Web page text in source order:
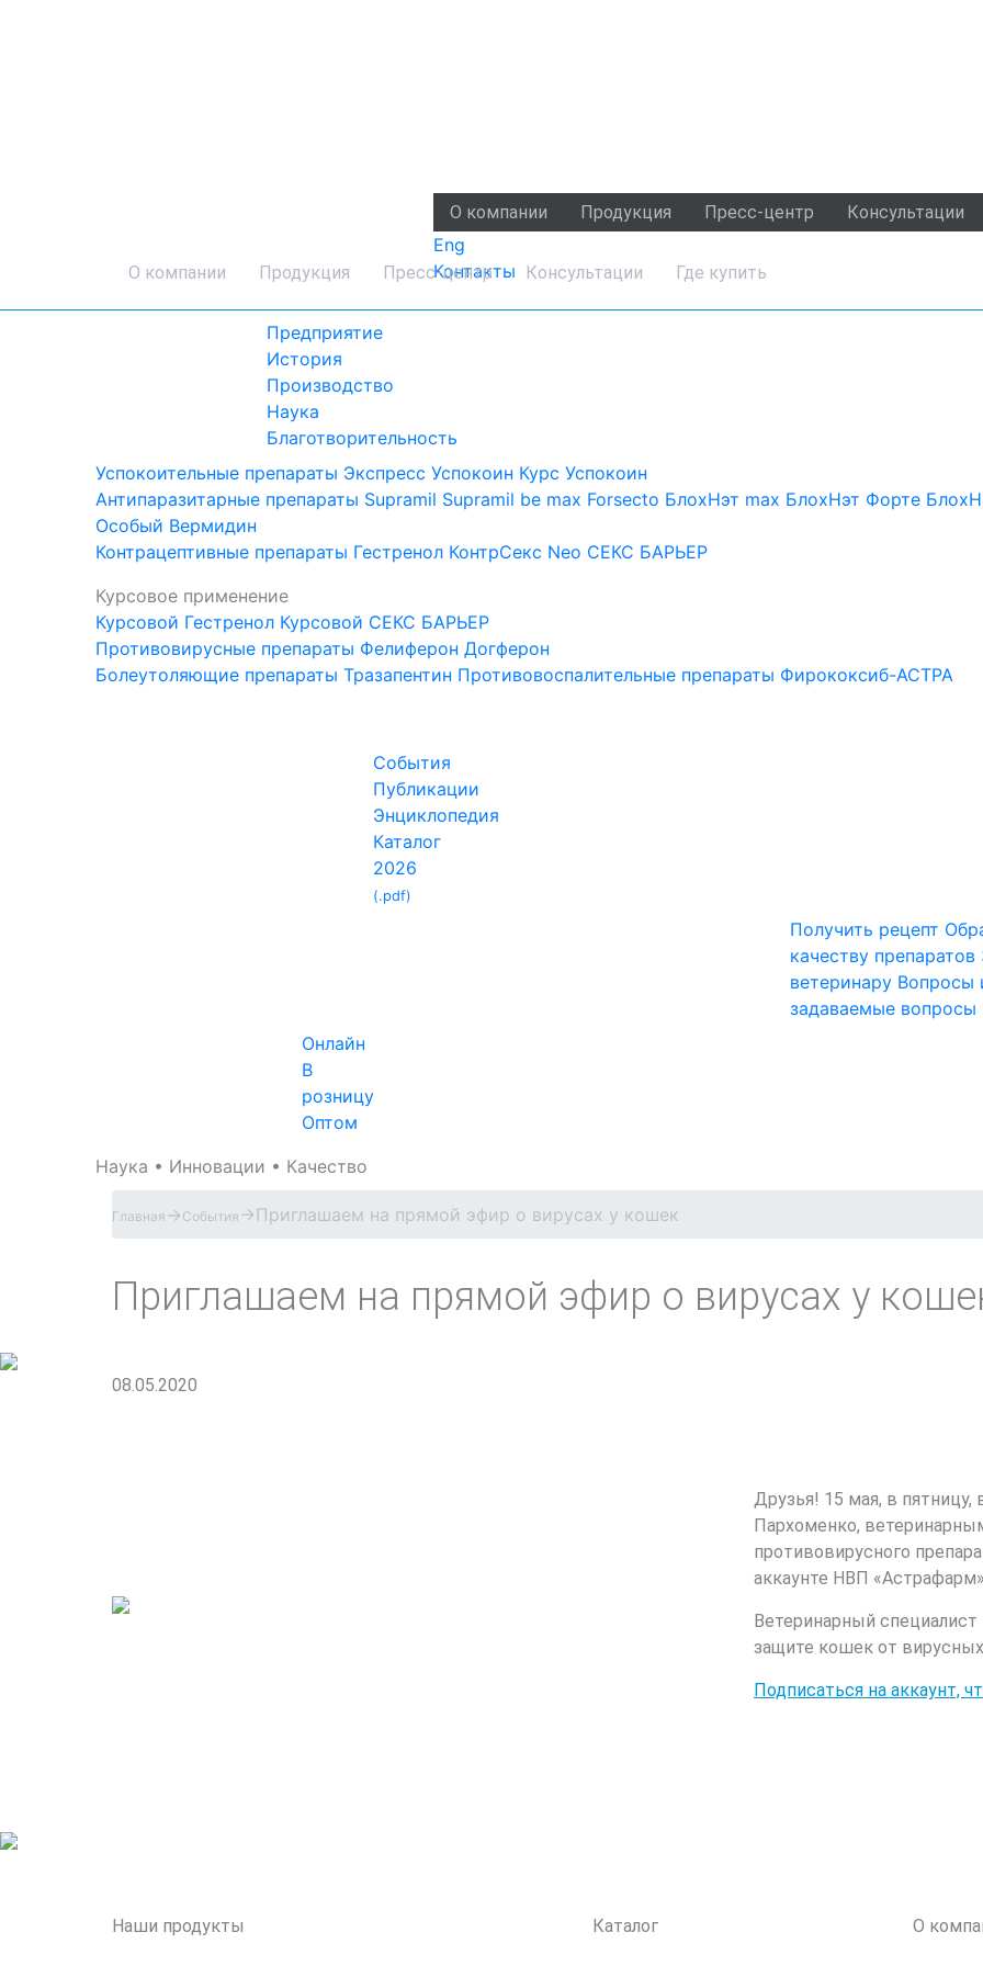
О компании Продукция Пресс-центр Консультации
Eng
Контакты
О компании Продукция Пресс-центр Консультации Где купить
Предприятие
История
Производство
Наука
Благотворительность
Успокоительные препараты Экспресс Успокоин Курс Успокоин
Антипаразитарные препараты Supramil Supramil be max Forsecto БлохНэт max БлохНэт Форте
Особый Вермидин
Контрацептивные препараты Гестренол КонтрСекс Neo СЕКС БАРЬЕР
Курсовое применение
Курсовой Гестренол Курсовой СЕКС БАРЬЕР
Противовирусные препараты Фелиферон Догферон
Болеутоляющие препараты Тразапентин Противовоспалительные препараты Фирококсиб-АСТРА
События
Публикации
Энциклопедия
Каталог
2026
(.pdf)
Получить рецепт
качеству препаратов
ветеринару Вопросы
задаваемые вопросы
Онлайн
В
розницу
Оптом
Наука • Инновации • Качество
Главная → События →Приглашаем на прямой эфир о вирусах у кошек
Приглашаем на прямой эфир о вирусах у
08.05.2020
Друзья! 15 мая, в
Пархоменко,
противовирусного
аккаунте НВП
Ветеринарный
защите кошек от
Подписаться на аккаунт,
Наши продукты Каталог О